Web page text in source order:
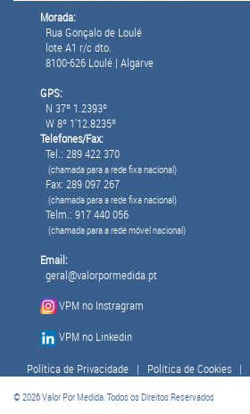
Morada:
Rua Gonçalo de Loulé
lote A1 r/c dto.
8100-626 Loulé | Algarve
GPS:
N 37º 1.2393º
W 8º 1'12.8235º
Telefones/Fax:
Tel.: 289 422 370
(chamada para a rede fixa nacional)
Fax: 289 097 267
(chamada para a rede fixa nacional)
Telm.: 917 440 056
(chamada para a rede móvel nacional)
Email:
geral@valorpormedida.pt
VPM no Instragram
VPM no Linkedin
Política de Privacidade | Política de Cookies |
© 2026 Valor Por Medida. Todos os Direitos Reservados